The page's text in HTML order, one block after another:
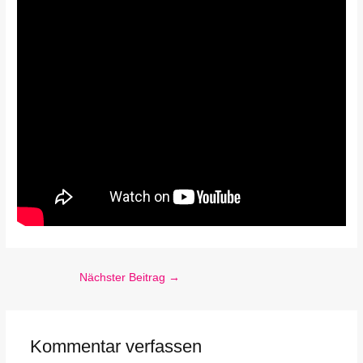
Nächster Beitrag →
Kommentar verfassen